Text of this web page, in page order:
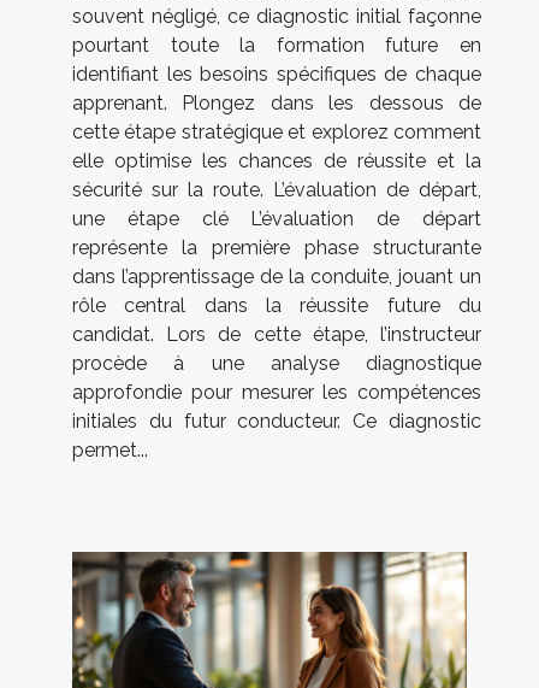
souvent négligé, ce diagnostic initial façonne
pourtant toute la formation future en
identifiant les besoins spécifiques de chaque
apprenant. Plongez dans les dessous de
cette étape stratégique et explorez comment
elle optimise les chances de réussite et la
sécurité sur la route. L’évaluation de départ,
une étape clé L’évaluation de départ
représente la première phase structurante
dans l’apprentissage de la conduite, jouant un
rôle central dans la réussite future du
candidat. Lors de cette étape, l’instructeur
procède à une analyse diagnostique
approfondie pour mesurer les compétences
initiales du futur conducteur. Ce diagnostic
permet...